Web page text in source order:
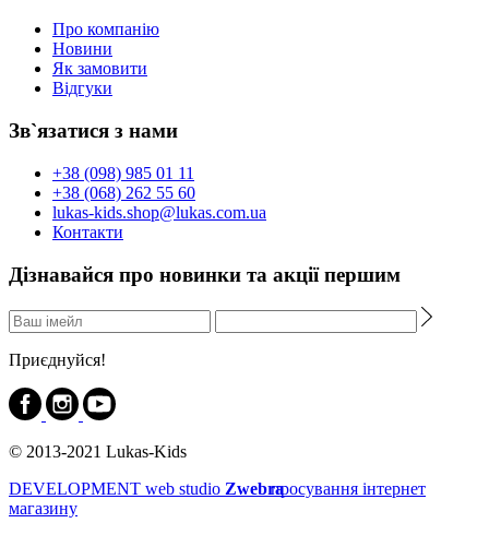
Про компанію
Новини
Як замовити
Відгуки
Зв`язатися з нами
+38 (098) 985 01 11
+38 (068) 262 55 60
lukas-kids.shop@lukas.com.ua
Контакти
Дізнавайся про новинки та акції першим
Приєднуйся!
© 2013-2021 Lukas-Kids
DEVELOPMENT web studio Zwebraпросування інтернет
магазину